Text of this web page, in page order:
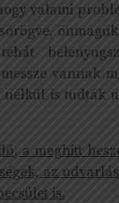
valami
vannak
is tudták
a meghitt
az
is.